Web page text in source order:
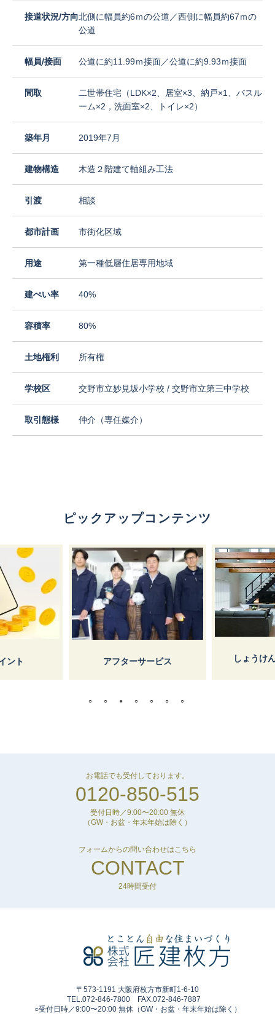
接道状況/方向北側に幅員約6ｍの公道／西側に幅員約67ｍの
公道
幅員/接面 公道に約11.99ｍ接面／公道に約9.93ｍ接面
間取
二世帯住宅（LDK×2、居室×3、納戸×1、バスル
ーム×2，洗面室×2、トイレ×2）
築年月 2019年7月
建物構造 木造２階建て軸組み工法
引渡 相談
都市計画 市街化区域
用途 第一種低層住居専用地域
建ぺい率 40%
容積率 80%
土地権利 所有権
学校区 交野市立妙見坂小学校 / 交野市立第三中学校
取引態様 仲介（専任媒介）
ピックアップコンテンツ
ント アフターサービス しょうけ
お電話でも受付しております。
0120-850-515
受付日時／9:00〜20:00 無休
（GW・お盆・年末年始は除く）
フォームからの問い合わせはこちら
CONTACT
24時間受付
〒573-1191 大阪府枚方市新町1-6-10
TEL.072-846-7800 FAX.072-846-7887
○受付日時／9:00〜20:00 無休（GW・お盆・年末年始は除く）